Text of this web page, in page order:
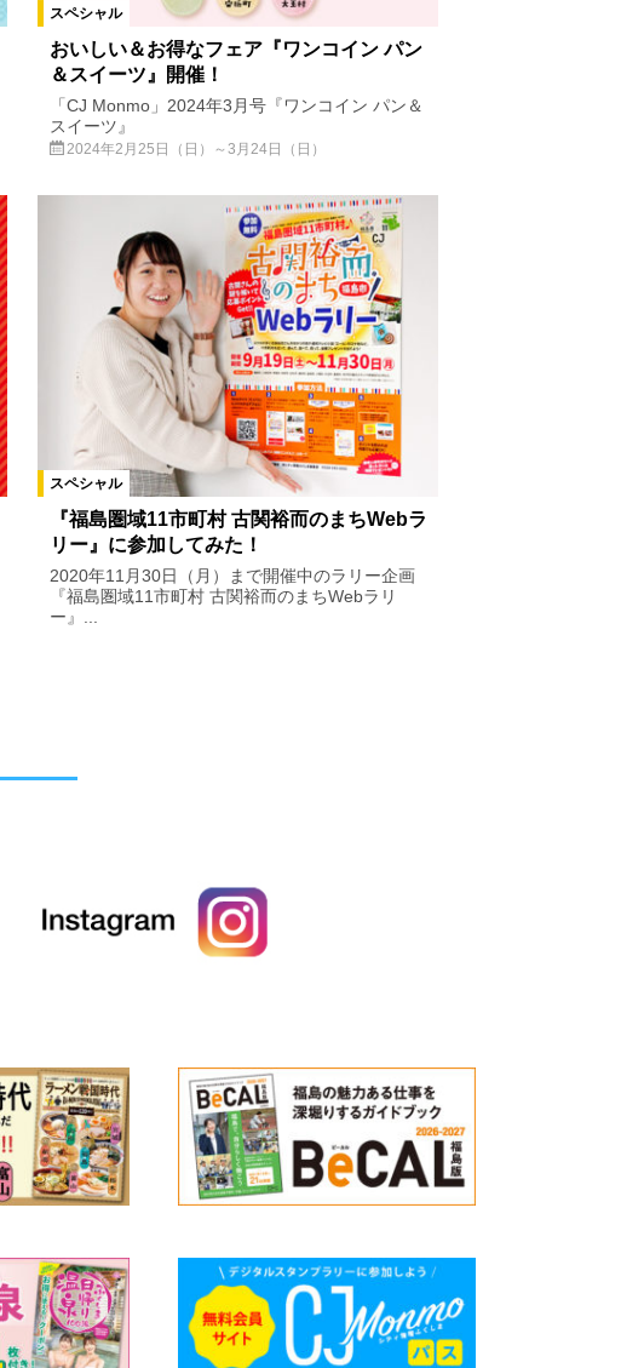
スペシャル
おいしい＆お得なフェア『ワンコイン パン
＆スイーツ』開催！
「CJ Monmo」2024年3月号『ワンコイン パン＆
スイーツ』
2024年2月25日（日）～3月24日（日）
スペシャル
『福島圏域11市町村 古関裕而のまちWebラ
リー』に参加してみた！
2020年11月30日（月）まで開催中のラリー企画
『福島圏域11市町村 古関裕而のまちWebラリ
ー』...